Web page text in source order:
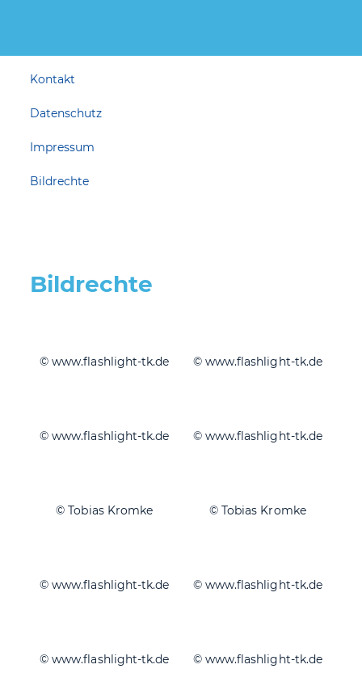
Kontakt
Datenschutz
Impressum
Bildrechte
Bildrechte
© www.flashlight-tk.de © www.flashlight-tk.de
© www.flashlight-tk.de © www.flashlight-tk.de
© Tobias Kromke © Tobias Kromke
© www.flashlight-tk.de © www.flashlight-tk.de
© www.flashlight-tk.de © www.flashlight-tk.de